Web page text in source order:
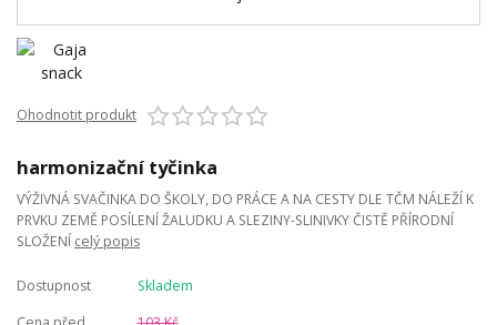
Ohodnotit produkt
harmonizační tyčinka
VÝŽIVNÁ SVAČINKA DO ŠKOLY, DO PRÁCE A NA CESTY DLE TČM NÁLEŽÍ K
PRVKU ZEMĚ POSÍLENÍ ŽALUDKU A SLEZINY-SLINIVKY ČISTĚ PŘÍRODNÍ
SLOŽENÍ celý popis
Dostupnost
Skladem